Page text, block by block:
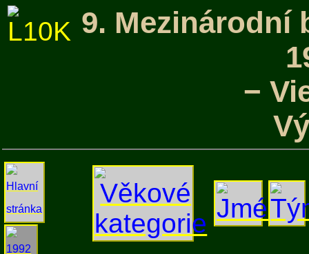
9. Mezinárodní
−